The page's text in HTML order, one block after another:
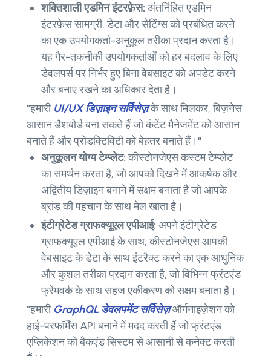
शक्तिशाली एडमिन इंटरफ़ेस: अंतर्निहित एडमिन
इंटरफ़ेस सामग्री, डेटा और सेटिंग्स को प्रबंधित करने
का एक उपयोगकर्ता-अनुकूल तरीका प्रदान करता है।
यह गैर-तकनीकी उपयोगकर्ताओं को हर बदलाव के लिए
डेवलपर्स पर निर्भर हुए बिना वेबसाइट को अपडेट करने
और बनाए रखने का अधिकार देता है।
"हमारी UI/UX डिज़ाइन सर्विसेज़के साथ मिलकर, बिज़नेस
आसान डैशबोर्ड बना सकते हैं जो कंटेंट मैनेजमेंट को आसान
बनाते हैं और प्रोडक्टिविटी को बेहतर बनाते हैं।"
अनुकूलन योग्य टेम्प्लेट:कीस्टोनजेएस कस्टम टेम्प्लेट
का समर्थन करता है, जो आपको दिखने में आकर्षक और
अद्वितीय डिज़ाइन बनाने में सक्षम बनाता है जो आपके
ब्रांड की पहचान के साथ मेल खाता है।
इंटीग्रेटेड ग्राफक्यूएल एपीआई: अपने इंटीग्रेटेड
ग्राफक्यूएल एपीआई के साथ, कीस्टोनजेएस आपकी
वेबसाइट के डेटा के साथ इंटरैक्ट करने का एक आधुनिक
और कुशल तरीका प्रदान करता है, जो विभिन्न फ्रंटएंड
फ्रेमवर्क के साथ सहज एकीकरण को सक्षम बनाता है।
"हमारी GraphQL डेवलपमेंट सर्विसेज़ऑर्गनाइज़ेशन को
हाई-परफॉर्मेंस API बनाने में मदद करती हैं जो फ्रंटएंड
एप्लिकेशन को बैकएंड सिस्टम से आसानी से कनेक्ट करती